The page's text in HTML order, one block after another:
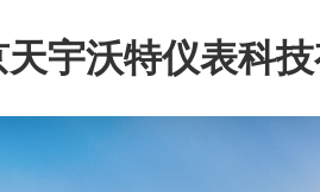
天宇沃特仪表科